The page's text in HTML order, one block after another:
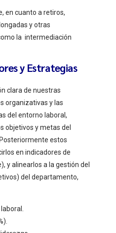
en cuanto a retiros,
y otras
la intermediación
y Estrategias
clara de nuestras
organizativas y las
del entorno laboral,
objetivos y metas del
estos
en indicadores de
y alinearlos a la gestión del
del departamento,